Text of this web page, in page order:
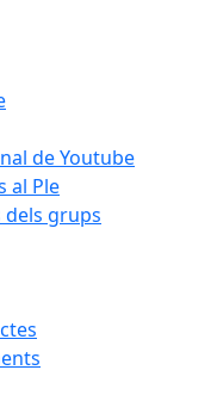
de Youtube
al Ple
grups